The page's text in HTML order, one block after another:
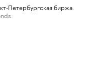
Петербургская биржа